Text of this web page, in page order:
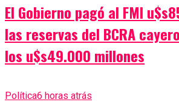
El Gobierno pagó al FMI
las reservas del BCRA
los u$s49.000 millones
Política6 horas atrás